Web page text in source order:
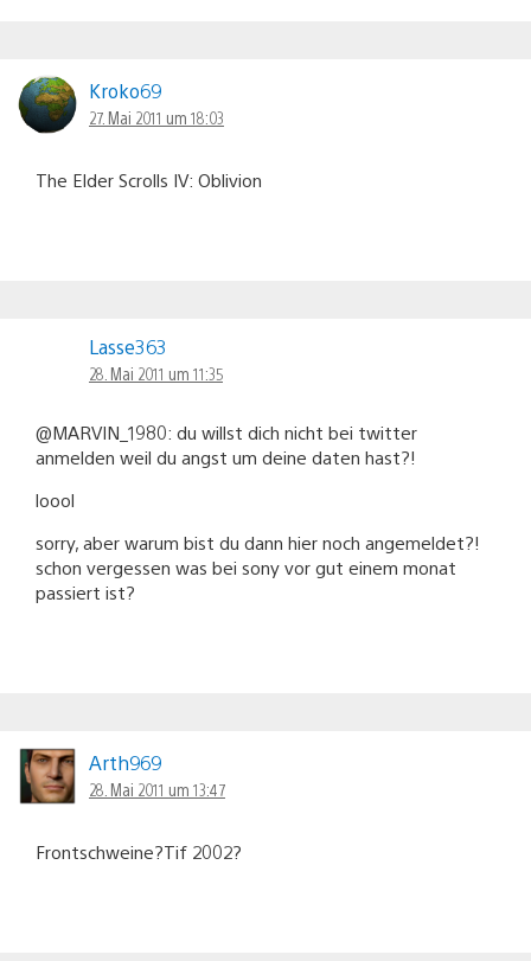
Kroko69
27. Mai 2011 um 18:03
The Elder Scrolls IV: Oblivion
Lasse363
28. Mai 2011 um 11:35
@MARVIN_1980: du willst dich nicht bei twitter
anmelden weil du angst um deine daten hast?!
loool
sorry, aber warum bist du dann hier noch angemeldet?!
schon vergessen was bei sony vor gut einem monat
passiert ist?
Arth969
28. Mai 2011 um 13:47
Frontschweine?Tif 2002?